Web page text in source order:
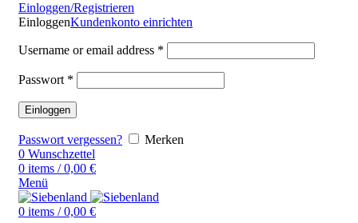
Einloggen/Registrieren
EinloggenKundenkonto einrichten
Username or email address *
Passwort *
Einloggen
Passwort vergessen?
Merken
0 Wunschzettel
0 items / 0,00 €
Menü
0 items / 0,00 €